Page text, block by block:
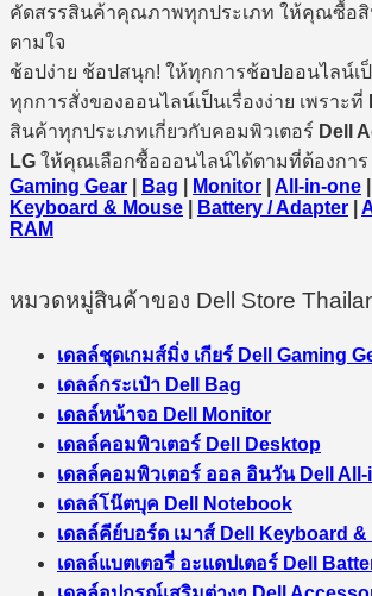
คัดสรรสินค้าคุณภาพทุกประเภท ให้คุณซื้อ
ตามใจ
ช้อปง่าย ช้อปสนุก! ให้ทุกการช้อปออนไลน์เ
ทุกการสั่งของออนไลน์เป็นเรื่องง่าย เพราะที่
สินค้าทุกประเภทเกี่ยวกับคอมพิวเตอร์ Dell
LG ให้คุณเลือกซื้อออนไลน์ได้ตามที่ต้องการ
Gaming Gear
Bag Monitor All-in-one
Keyboard & Mouse
Battery / Adapter
RAM
หมวดหมู่สินค้าของ Dell Store
เดลล์ชุดเกมส์มิ่ง เกียร์ Dell Gaming
เดลล์กระเป๋า Dell Bag
เดลล์หน้าจอ Dell Monitor
เดลล์คอมพิวเตอร์ Dell Desktop
เดลล์คอมพิวเตอร์ ออล อินวัน Dell
เดลล์โน๊ตบุค Dell Notebook
เดลล์คีย์บอร์ด เมาส์ Dell Keyboard &
เดลล์แบตเตอรี่ อะแดปเตอร์ Dell